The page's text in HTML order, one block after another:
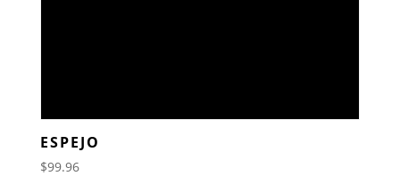
ESPEJO
$99.96